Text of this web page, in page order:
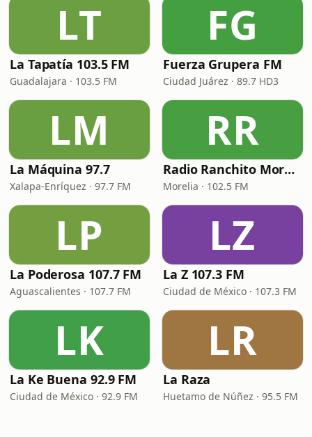
LT
La Tapatía 103.5 FM
Guadalajara · 103.5 FM
FG
Fuerza Grupera FM
Ciudad Juárez · 89.7 HD3
LM
La Máquina 97.7
Xalapa-Enríquez · 97.7 FM
RR
Radio Ranchito Morelia
Morelia · 102.5 FM
LP
La Poderosa 107.7 FM
Aguascalientes · 107.7 FM
LZ
La Z 107.3 FM
Ciudad de México · 107.3 FM
LK
La Ke Buena 92.9 FM
Ciudad de México · 92.9 FM
LR
La Raza
Huetamo de Núñez · 95.5 FM